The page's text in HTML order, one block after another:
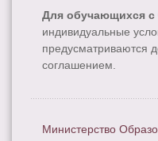
Для обучающихся
индивидуальные
предусматриваются
соглашением.
Министерство